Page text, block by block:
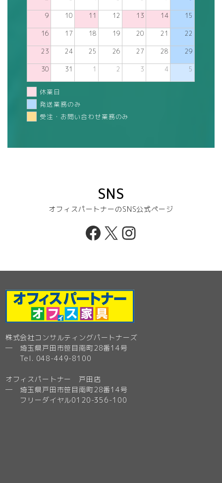
9 10 11 12 13 14 15
16 17 18 19 20 21 22
23 24 25 26 27 28 29
30 31 1 2 3 4 5
休業日
発送業務のみ
受注・お問い合わせ業務のみ
SNS
オフィスパートナーのSNS公式ページ
Facebook
X Instagram
株式会社コンサルティングパートナーズ
─ 埼玉県戸田市笹目南町28番14号
Tel. 048-449-8100
オフィスパートナー 戸田店
─ 埼玉県戸田市笹目南町28番14号
フリーダイヤル0120-356-100